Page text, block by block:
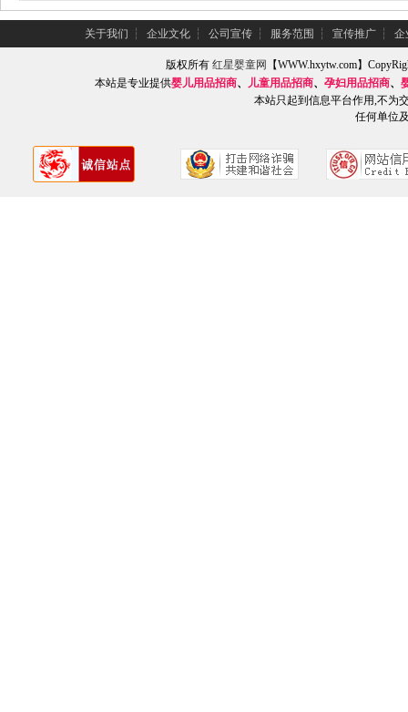
关于我们 ┆ 企业文化 ┆ 公司宣传 ┆ 服务范围 ┆ 宣传推广 ┆ 企
版权所有红星婴童网
【WWW.hxytw.com】
本站是专业提供婴儿用品招商、 儿童用品招商、 孕妇用品招商、
本站只起到信息平台作用,不为
任何单位